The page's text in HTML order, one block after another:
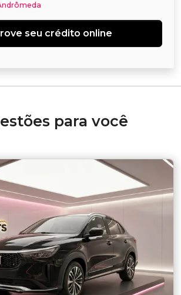
seu crédito online
para você